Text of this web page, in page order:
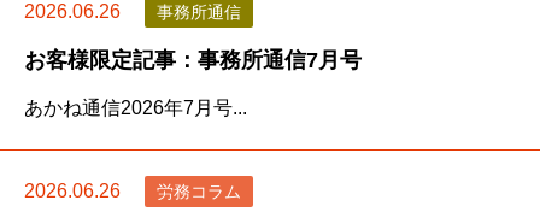
2026.06.26 事務所通信
お客様限定記事：事務所通信7月号
あかね通信2026年7月号...
2026.06.26 労務コラム